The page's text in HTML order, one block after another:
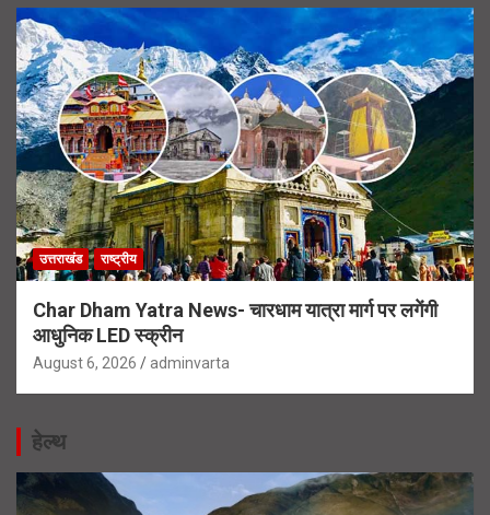
उत्तराखंड राष्ट्रीय
Char Dham Yatra News- चारधाम यात्रा मार्ग पर लगेंगी
आधुनिक LED स्क्रीन
August 6, 2026 adminvarta
हेल्थ